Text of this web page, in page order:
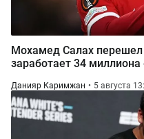
Мохамед Салах перешел
заработает 34 миллиона
Данияр Каримжан 5 августа